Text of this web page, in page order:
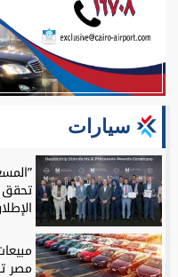
سيارات
تحقق